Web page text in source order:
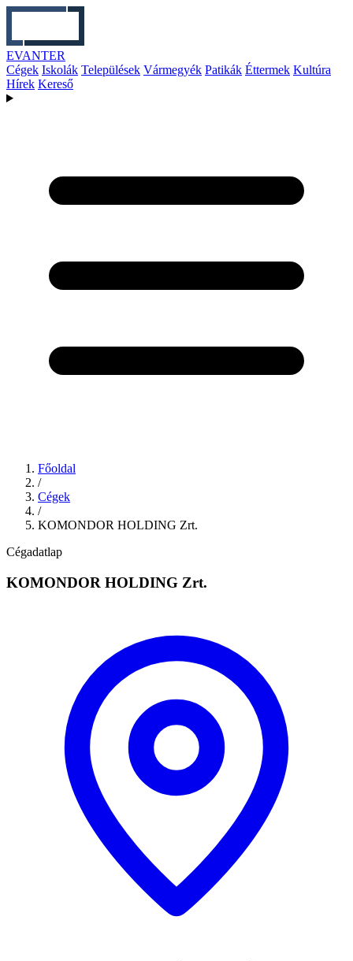
EVANTER
Cégek Iskolák Települések Vármegyék Patikák Éttermek Kultúra
Hírek Kereső
Főoldal
/
Cégek
/
KOMONDOR HOLDING Zrt.
Cégadatlap
KOMONDOR HOLDING Zrt.